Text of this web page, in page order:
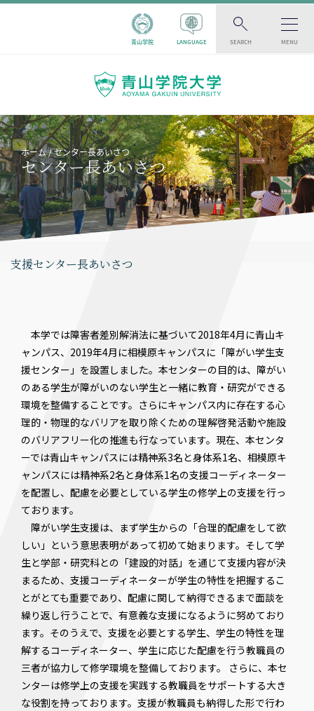
青山学院 LANGUAGE SEARCH MENU
ホーム センター長あいさつ
センター長あいさつ
支援センター長あいさつ
本学では障害者差別解消法に基づいて2018年4月に青山キ
ャンパス、2019年4月に相模原キャンパスに「障がい学生支
援センター」を設置しました。本センターの目的は、障がい
のある学生が障がいのない学生と一緒に教育・研究ができる
環境を整備することです。さらにキャンパス内に存在する心
理的・物理的なバリアを取り除くための理解啓発活動や施設
のバリアフリー化の推進も行なっています。現在、本センタ
ーでは青山キャンパスには精神系3名と身体系1名、相模原キ
ャンパスには精神系2名と身体系1名の支援コーディネーター
を配置し、配慮を必要としている学生の修学上の支援を行っ
ております。
障がい学生支援は、まず学生からの「合理的配慮をして欲
しい」という意思表明があって初めて始まります。そして学
生と学部・研究科との「建設的対話」を通じて支援内容が決
まるため、支援コーディネーターが学生の特性を把握するこ
とがとても重要であり、配慮に関して納得できるまで面談を
繰り返し行うことで、有意義な支援になるように努めており
ます。そのうえで、支援を必要とする学生、学生の特性を理
解するコーディネーター、学生に応じた配慮を行う教職員の
三者が協力して修学環境を整備しております。 さらに、本セ
ンターは修学上の支援を実践する教職員をサポートする大き
な役割を持っております。支援が教職員も納得した形で行わ